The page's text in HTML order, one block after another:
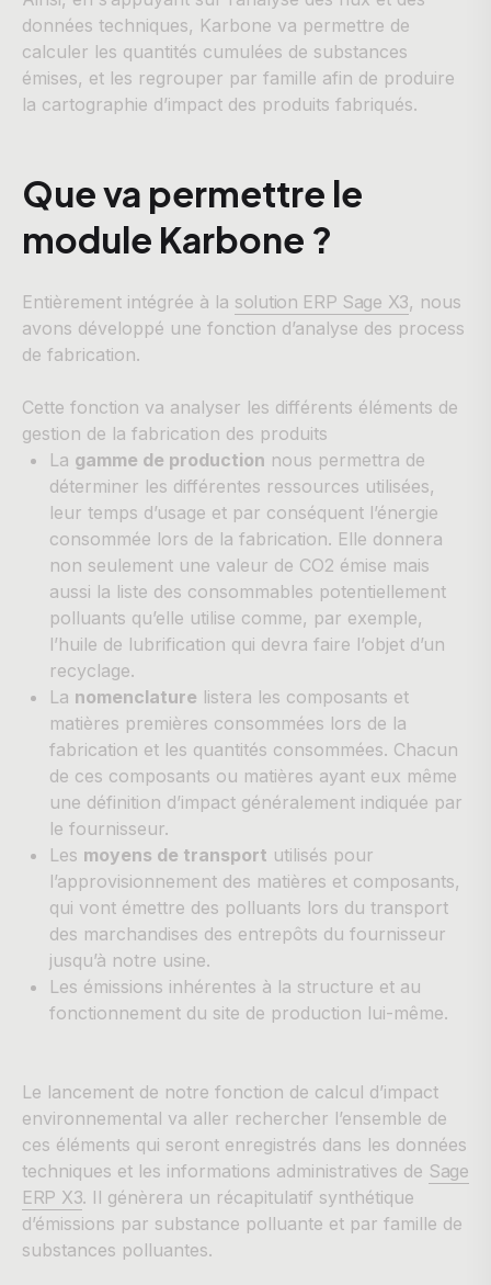
données techniques, Karbone va permettre de
calculer les quantités cumulées de substances
émises, et les regrouper par famille afin de produire
la cartographie d’impact des produits fabriqués.
Que va permettre le
module Karbone ?
Entièrement intégrée à la solution ERP Sage X3, nous
avons développé une fonction d’analyse des process
de fabrication.
Cette fonction va analyser les différents éléments de
gestion de la fabrication des produits
La gamme de production nous permettra de
déterminer les différentes ressources utilisées,
leur temps d’usage et par conséquent l’énergie
consommée lors de la fabrication. Elle donnera
non seulement une valeur de CO2 émise mais
aussi la liste des consommables potentiellement
polluants qu’elle utilise comme, par exemple,
l’huile de lubrification qui devra faire l’objet d’un
recyclage.
La nomenclature listera les composants et
matières premières consommées lors de la
fabrication et les quantités consommées. Chacun
de ces composants ou matières ayant eux même
une définition d’impact généralement indiquée par
le fournisseur.
Les moyens de transport utilisés pour
l’approvisionnement des matières et composants,
qui vont émettre des polluants lors du transport
des marchandises des entrepôts du fournisseur
jusqu’à notre usine.
Les émissions inhérentes à la structure et au
fonctionnement du site de production lui-même.
Le lancement de notre fonction de calcul d’impact
environnemental va aller rechercher l’ensemble de
ces éléments qui seront enregistrés dans les données
techniques et les informations administratives de Sage
ERP X3. Il génèrera un récapitulatif synthétique
d’émissions par substance polluante et par famille de
substances polluantes.